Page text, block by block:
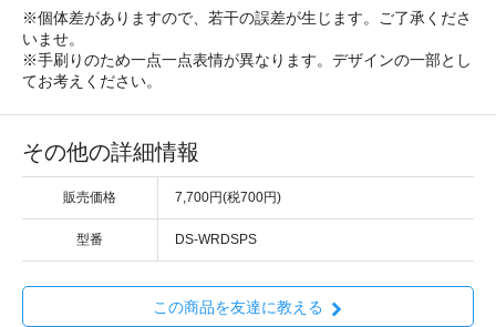
※個体差がありますので、若干の誤差が生じます。ご了承くださ
いませ。
※手刷りのため一点一点表情が異なります。デザインの一部とし
てお考えください。
その他の詳細情報
販売価格 7,700円(税700円)
型番 DS-WRDSPS
この商品を友達に教える